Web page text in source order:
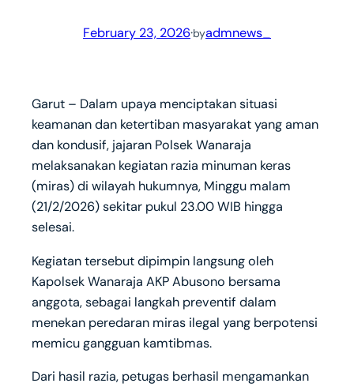
February 23, 2026·byadmnews_
Garut – Dalam upaya menciptakan situasi
keamanan dan ketertiban masyarakat yang aman
dan kondusif, jajaran Polsek Wanaraja
melaksanakan kegiatan razia minuman keras
(miras) di wilayah hukumnya, Minggu malam
(21/2/2026) sekitar pukul 23.00 WIB hingga
selesai.
Kegiatan tersebut dipimpin langsung oleh
Kapolsek Wanaraja AKP Abusono bersama
anggota, sebagai langkah preventif dalam
menekan peredaran miras ilegal yang berpotensi
memicu gangguan kamtibmas.
Dari hasil razia, petugas berhasil mengamankan